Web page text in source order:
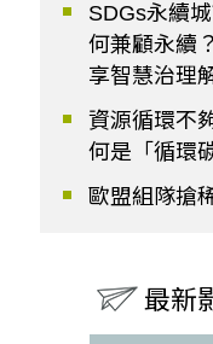
SDGs永續
何兼顧永續
享智慧治理
資源循環不
何是「循環
歐盟組隊搶
最新